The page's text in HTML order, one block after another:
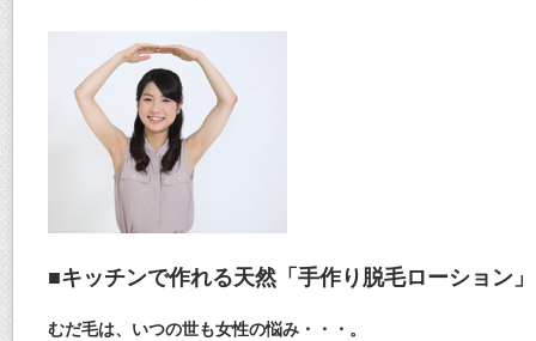
■キッチンで作れる天然「手作り脱毛ローション」
むだ毛は、いつの世も女性の悩み・・・。